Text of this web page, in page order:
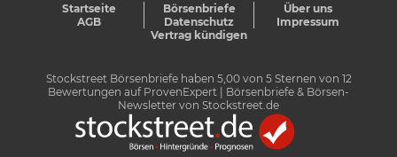
Startseite Börsenbriefe
Über uns
AGB
Datenschutz
Impressum
Vertrag kündigen
Stockstreet Börsenbriefe haben 5,00von 5Sternen von 12
Bewertungen auf ProvenExpert
| Börsenbriefe & Börsen-
Newsletter von Stockstreet.de